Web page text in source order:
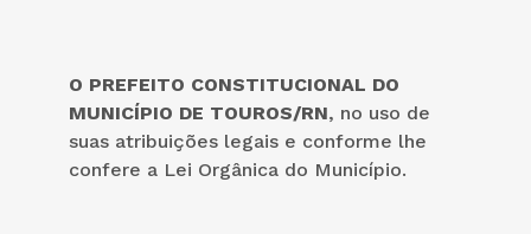
O PREFEITO CONSTITUCIONAL DO
MUNICÍPIO DE TOUROS/RN, no uso de
suas atribuições legais e conforme lhe
confere a Lei Orgânica do Município.